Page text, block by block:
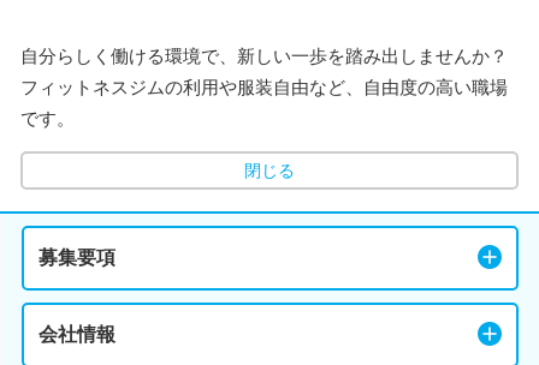
自分らしく働ける環境で、新しい一歩を踏み出しませんか？
フィットネスジムの利用や服装自由など、自由度の高い職場
です。
閉じる
募集要項
会社情報